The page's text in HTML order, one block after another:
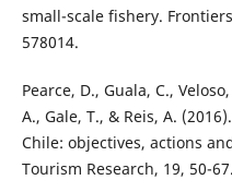
small-scale fishery.
578014.
Pearce, D., Guala, C.,
A., Gale, T., & Reis, A.
Chile: objectives, actions
Tourism Research, 19, 50-67.